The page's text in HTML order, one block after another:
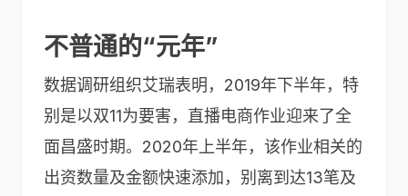
不普通的“元年”
数据调研组织艾瑞表明，2019年下半年，特
别是以双11为要害，直播电商作业迎来了全
面昌盛时期。2020年上半年，该作业相关的
出资数量及金额快速添加，别离到达13笔及